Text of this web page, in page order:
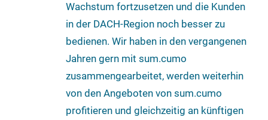
Wachstum fortzusetzen und die Kunden
in der DACH-Region noch besser zu
bedienen. Wir haben in den vergangenen
Jahren gern mit sum.cumo
zusammengearbeitet, werden weiterhin
von den Angeboten von sum.cumo
profitieren und gleichzeitig an künftigen